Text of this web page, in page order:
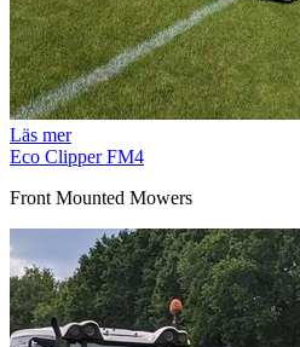
Läs mer
Eco Clipper FM4
Front Mounted Mowers